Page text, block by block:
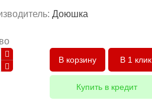
Доюшка
В 1 клик
Купить в кредит